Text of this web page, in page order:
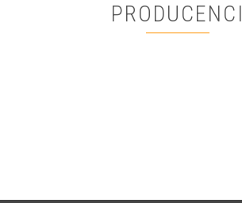
PRODUCENCI